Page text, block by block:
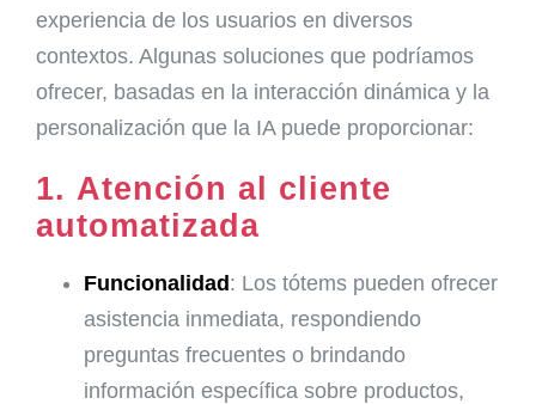
experiencia de los usuarios en diversos
contextos. Algunas soluciones que podríamos
ofrecer, basadas en la interacción dinámica y la
personalización que la IA puede proporcionar:
1. Atención al cliente
automatizada
Funcionalidad: Los tótems pueden ofrecer
asistencia inmediata, respondiendo
preguntas frecuentes o brindando
información específica sobre productos,